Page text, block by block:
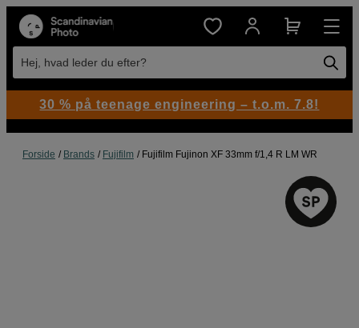
Hej, hvad leder du efter?
Forside Brands Fujifilm Fujifilm Fujinon XF 33mm f/1,4 R LM WR
30 % på teenage engineering – t.o.m. 7.8!